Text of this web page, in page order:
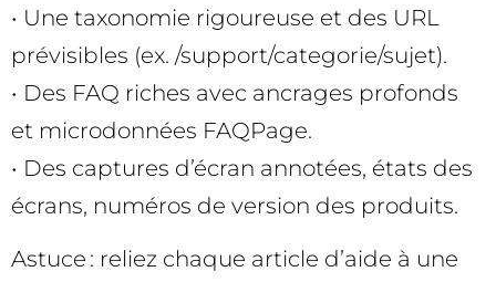
• Une taxonomie rigoureuse et des URL
prévisibles (ex. /support/categorie/sujet).
• Des FAQ riches avec ancrages profonds
et microdonnées FAQPage.
• Des captures d’écran annotées, états des
écrans, numéros de version des produits.
Astuce : reliez chaque article d’aide à une